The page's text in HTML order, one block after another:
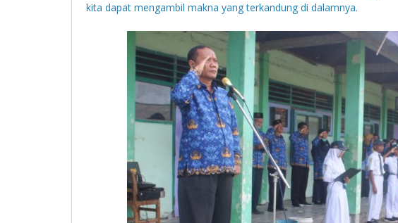
kita dapat mengambil makna yang terkandung di dalamnya.